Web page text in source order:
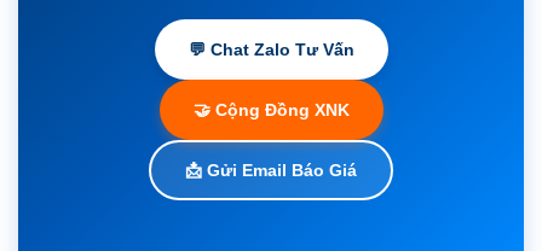
💬 Chat Zalo Tư Vấn
🤝 Cộng Đồng XNK
📩 Gửi Email Báo Giá